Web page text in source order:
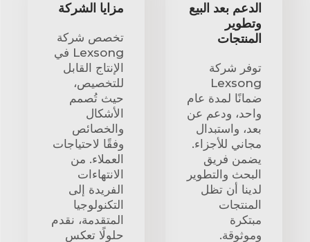
الدعم بعد البيع
وتطوير
المنتجات
توفر شركة
Lexsong
ضمانًا لمدة عام
واحد، ودعم عن
بعد، واستبدال
مجاني للأجزاء.
يضمن فريق
البحث والتطوير
لدينا أن تظل
المنتجات
مبتكرة
وموثوقة.
مزايا الشركة
تخصص شركة
Lexsong في
الإنتاج القابل
للتخصيص،
حيث تُصمم
الأشكال
والخصائص
وفقًا لاحتياجات
العملاء. من
الانتهاءات
الفريدة إلى
التكنولوجيا
المتقدمة، نقدم
حلولًا تعكس